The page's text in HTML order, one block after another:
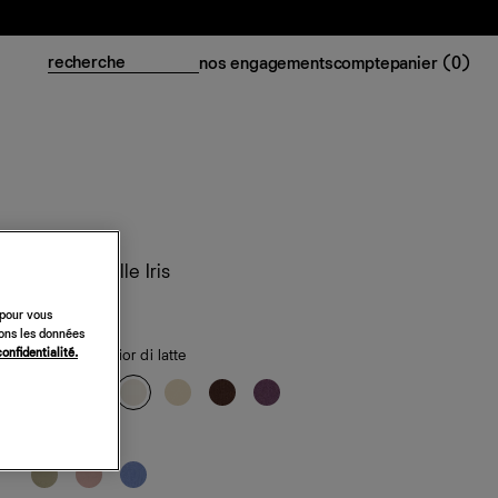
nos engagementscomptepanier (0)
Top en maille Iris
118 €
classiques — fior di latte
vous
les données